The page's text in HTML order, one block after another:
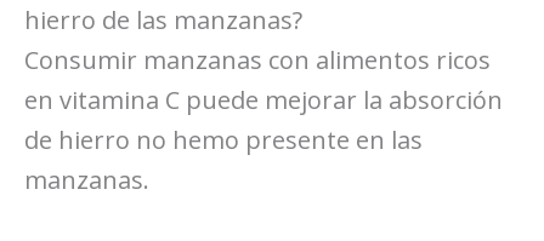
hierro de las manzanas?
Consumir manzanas con alimentos ricos
en vitamina C puede mejorar la absorción
de hierro no hemo presente en las
manzanas.